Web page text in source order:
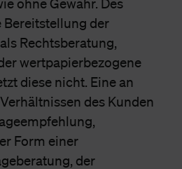
ohne Gewähr. Des
Bereitstellung der
Rechtsberatung,
wertpapierbezogene
diese nicht. Eine an
des Kunden
Form einer
der